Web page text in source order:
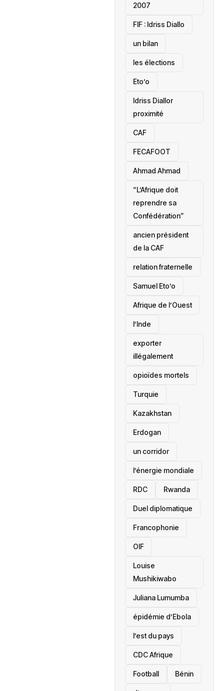
2007
‎FIF : Idriss Diallo
un bilan
les élections
Eto’o
Idriss Diallor
proximité
CAF
FECAFOOT
‎Ahmad Ahmad
“L’Afrique doit
reprendre sa
Confédération”
ancien président
de la CAF
relation fraternelle
Samuel Eto’o
Afrique de l’Ouest
l’Inde
exporter
illégalement
opioïdes mortels
‎Turquie
Kazakhstan
Erdogan
un corridor
l’énergie mondiale
RDC Rwanda
Duel diplomatique
Francophonie
OIF
Louise
Mushikiwabo
Juliana Lumumba
épidémie d’Ebola
l’est du pays
CDC Afrique
Football Bénin